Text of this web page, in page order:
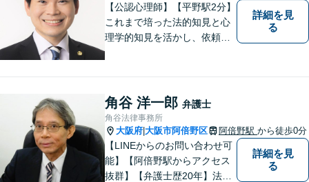
【公認心理師】【平野駅2分】
これまで培った法的知見と心
理学的知見を活かし、依頼者
も、まずはご相談ください。
詳細を見
る
角谷 洋一郎 弁護士
角谷法律事務所
大阪府 大阪市阿倍野区 阿倍野駅 から徒歩0分
【LINEからのお問い合わせ可
能】【阿倍野駅からアクセス
抜群】【弁護士歴20年】法テ
詳細を見
る